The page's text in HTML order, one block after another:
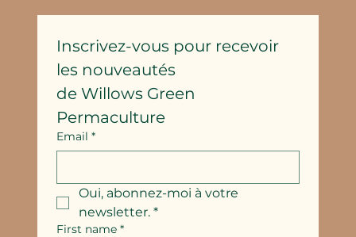
Inscrivez-vous pour recevoir
les nouveautés
de Willows Green
Permaculture
Email *
Oui, abonnez-moi à votre
newsletter. *
First name *